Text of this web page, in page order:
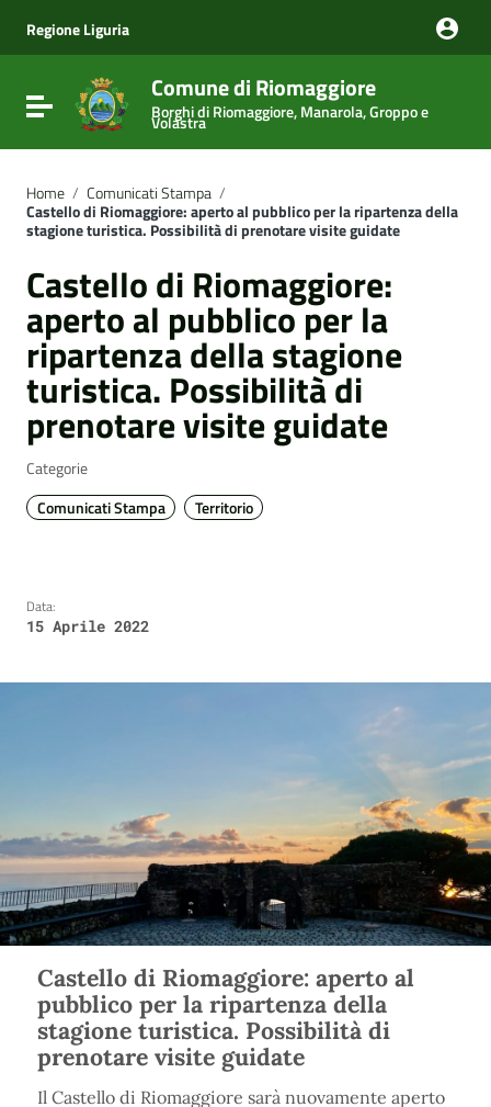
Vai al menu di navigazione
Vai al footer
Regione Liguria
Attiva / disattiva la navigazione
Comune di Riomaggiore
Borghi di Riomaggiore, Manarola, Groppo e
Volastra
Home / Comunicati Stampa /
Castello di Riomaggiore: aperto al pubblico per la ripartenza della
stagione turistica. Possibilità di prenotare visite guidate
Castello di Riomaggiore:
aperto al pubblico per la
ripartenza della stagione
turistica. Possibilità di
prenotare visite guidate
Categorie
Comunicati Stampa
Territorio
Data:
15 Aprile 2022
Castello di Riomaggiore: aperto al
pubblico per la ripartenza della
stagione turistica. Possibilità di
prenotare visite guidate
Il Castello di Riomaggiore sarà nuovamente aperto